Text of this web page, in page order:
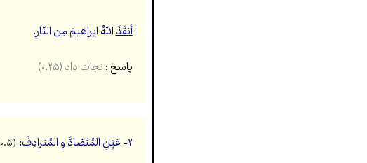
أنقَذَاللهُ ابراهیمَ مِن النّارِ.
پاسخ :نجات داد(۰.۲۵)
۲- عَیِّنِ المُتَضادَّ و المُترادِفَ: (۰.۵ نمره)